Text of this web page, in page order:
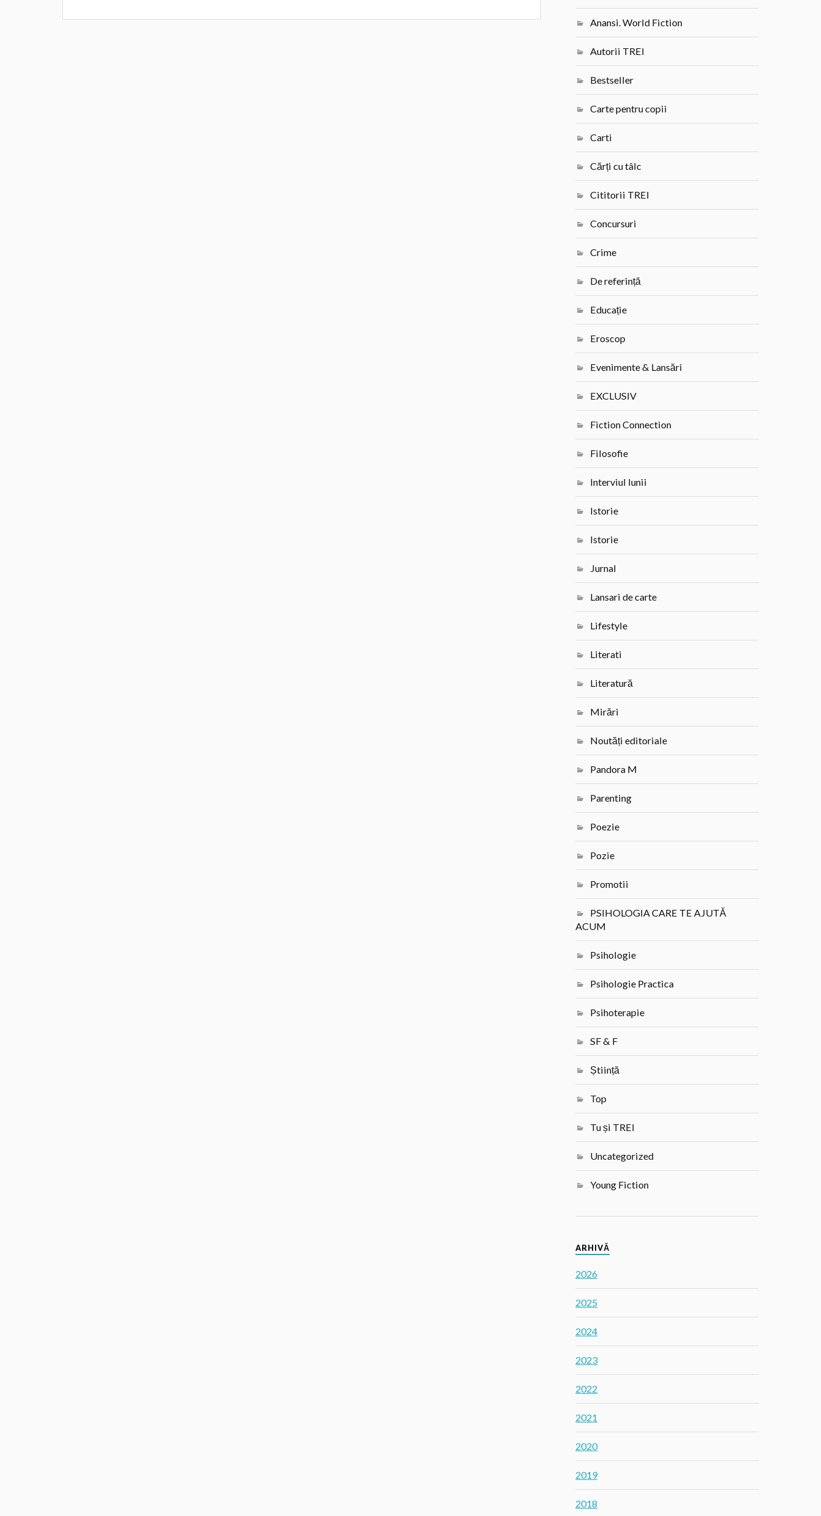
Anansi. World Fiction
Autorii TREI
Bestseller
Carte pentru copii
Carti
Cărți cu tâlc
Cititorii TREI
Concursuri
Crime
De referință
Educație
Eroscop
Evenimente & Lansări
EXCLUSIV
Fiction Connection
Filosofie
Interviul lunii
Istorie
Istorie
Jurnal
Lansari de carte
Lifestyle
Literati
Literatură
Mirări
Noutăți editoriale
Pandora M
Parenting
Poezie
Pozie
Promotii
PSIHOLOGIA CARE TE AJUTĂ
ACUM
Psihologie
Psihologie Practica
Psihoterapie
SF & F
Știință
Top
Tu și TREI
Uncategorized
Young Fiction
ARHIVĂ
2026
2025
2024
2023
2022
2021
2020
2019
2018